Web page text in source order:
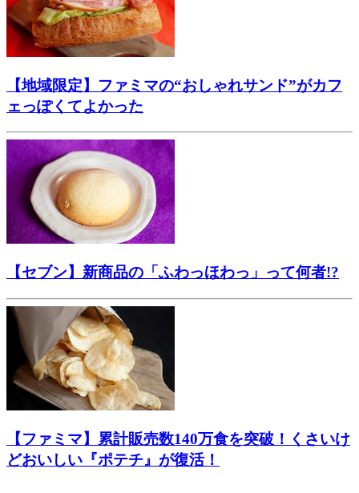
【地域限定】ファミマの“おしゃれサンド”がカフ
ェっぽくてよかった
【セブン】新商品の「ふわっほわっ」って何者!?
【ファミマ】累計販売数140万食を突破！くさいけ
どおいしい『ポテチ』が復活！